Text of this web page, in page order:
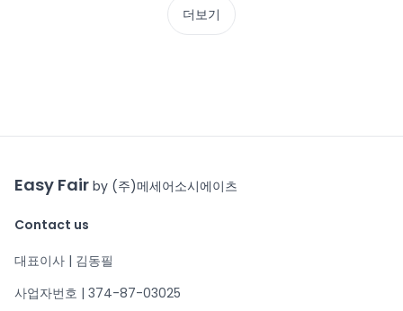
더보기
Easy Fair by (주)메세어소시에이츠
Contact us
대표이사 | 김동필
사업자번호 | 374-87-03025